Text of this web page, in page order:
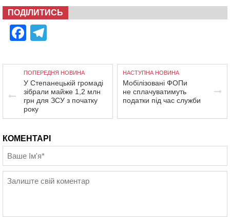
ПОДІЛИТИСЬ
Facebook
ПОПЕРЕДНЯ НОВИНА
У Степанецькій громаді
зібрали майже 1,2 млн
грн для ЗСУ з початку
року
НАСТУПНА НОВИНА
Мобілізовані ФОПи
не сплачуватимуть
податки під час служби
КОМЕНТАРІ